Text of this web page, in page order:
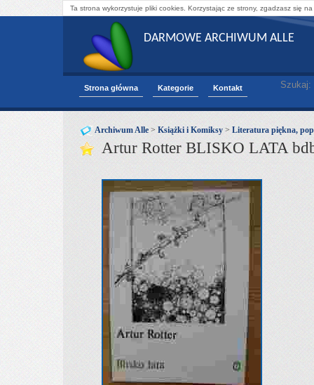
Ta strona wykorzystuje pliki cookies. Korzystając ze strony, zgadzasz się
DARMOWE ARCHIWUM ALLE
Strona główna Kategorie Kontakt Szukaj:
Archiwum Alle > Książki i Komiksy > Literatura piękna,
Artur Rotter BLISKO LATA